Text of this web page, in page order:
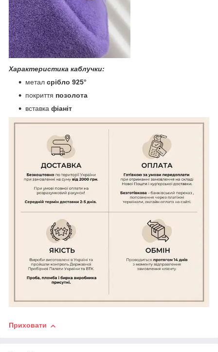
Характеристика каблучки:
метал срібло 925°
покриття позолота
вставка фіаніт
Приховати